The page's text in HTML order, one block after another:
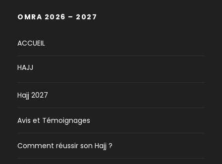
OMRA 2026 – 2027
ACCUEIL
HAJJ
Hajj 2027
Avis et Témoignages
Comment réussir son Hajj ?